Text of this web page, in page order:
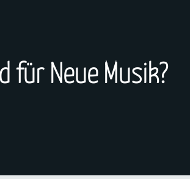
für Neue Musik?